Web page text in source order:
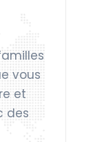
vous
et
des